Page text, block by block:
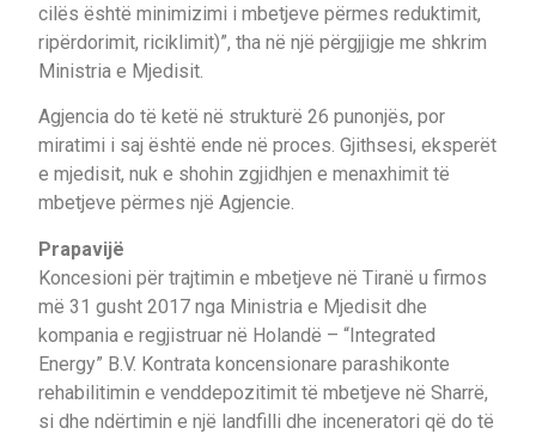
cilës është minimizimi i mbetjeve përmes reduktimit,
ripërdorimit, riciklimit)”, tha në një përgjjigje me shkrim
Ministria e Mjedisit.
Agjencia do të ketë në strukturë 26 punonjës, por
miratimi i saj është ende në proces. Gjithsesi, eksperët
e mjedisit, nuk e shohin zgjidhjen e menaxhimit të
mbetjeve përmes një Agjencie.
Prapavijë
Koncesioni për trajtimin e mbetjeve në Tiranë u firmos
më 31 gusht 2017 nga Ministria e Mjedisit dhe
kompania e regjistruar në Holandë – “Integrated
Energy” B.V. Kontrata koncensionare parashikonte
rehabilitimin e venddepozitimit të mbetjeve në Sharrë,
si dhe ndërtimin e një landfilli dhe inceneratori që do të